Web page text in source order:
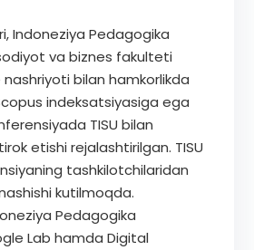
Indoneziya Pedagogika
va biznes fakulteti
bilan hamkorlikda
indeksatsiyasiga ega
TISU bilan
etishi rejalashtirilgan. TISU
tashkilotchilaridan
kutilmoqda.
Pedagogika
Lab hamda Digital